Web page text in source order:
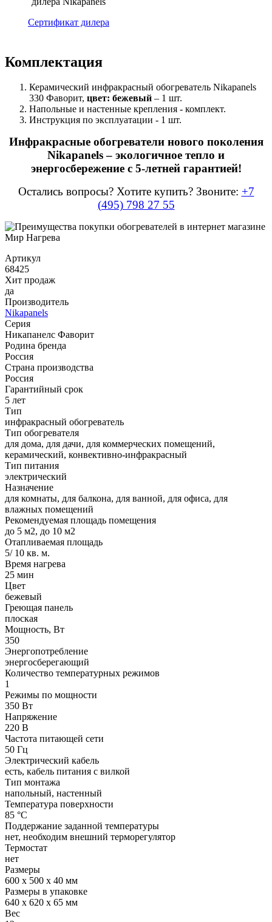
Сертификат дилера
Комплектация
Керамический инфракрасный обогреватель Nikapanels
330 Фаворит, цвет: бежевый – 1 шт.
Напольные и настенные крепления - комплект.
Инструкция по эксплуатации - 1 шт.
Инфракрасные обогреватели нового поколения
Nikapanels – экологичное тепло и
энергосбережение с 5-летней гарантией!
Остались вопросы? Хотите купить? Звоните: +7
(495) 798 27 55
Артикул
68425
Хит продаж
да
Производитель
Nikapanels
Серия
Никапанелс Фаворит
Родина бренда
Россия
Страна производства
Россия
Гарантийный срок
5 лет
Тип
инфракрасный обогреватель
Тип обогревателя
для дома, для дачи, для коммерческих помещений,
керамический, конвективно-инфракрасный
Тип питания
электрический
Назначение
для комнаты, для балкона, для ванной, для офиса, для
влажных помещений
Рекомендуемая площадь помещения
до 5 м2, до 10 м2
Отапливаемая площадь
5/ 10 кв. м.
Время нагрева
25 мин
Цвет
бежевый
Греющая панель
плоская
Мощность, Вт
350
Энергопотребление
энергосберегающий
Количество температурных режимов
1
Режимы по мощности
350 Вт
Напряжение
220 В
Частота питающей сети
50 Гц
Электрический кабель
есть, кабель питания с вилкой
Тип монтажа
напольный, настенный
Температура поверхности
85 °С
Поддержание заданной температуры
нет, необходим внешний терморегулятор
Термостат
нет
Размеры
600 x 500 x 40 мм
Размеры в упаковке
640 х 620 х 65 мм
Вес